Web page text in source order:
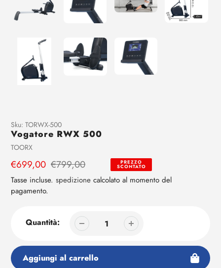
Aggiunta
di
prodotto
tuo
carrello
Sku: TORWX-500
Vogatore RWX 500
Venditrice
TOORX
Prezzo
di
vendita
€699,00
Prezzo
regolare
€799,00 PREZZO
SCONTATO
Tasse incluse. spedizione calcolato al momento del
pagamento.
Quantità:
Aggiungi al carrello